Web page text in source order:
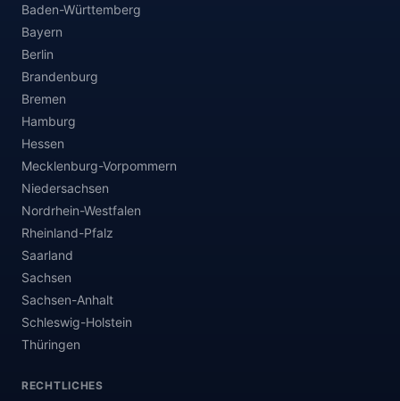
Baden-Württemberg
Bayern
Berlin
Brandenburg
Bremen
Hamburg
Hessen
Mecklenburg-Vorpommern
Niedersachsen
Nordrhein-Westfalen
Rheinland-Pfalz
Saarland
Sachsen
Sachsen-Anhalt
Schleswig-Holstein
Thüringen
RECHTLICHES